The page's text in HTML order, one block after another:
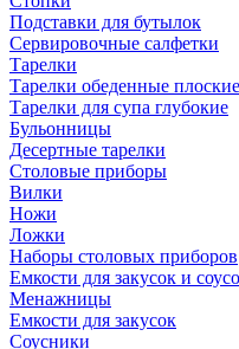
Подставки для бутылок
Сервировочные салфетки
Тарелки
Тарелки обеденные плоские
Тарелки для супа глубокие
Бульонницы
Десертные тарелки
Столовые приборы
Вилки
Ножи
Ложки
Наборы столовых приборов
Емкости для закусок и
Менажницы
Емкости для закусок
Соусники